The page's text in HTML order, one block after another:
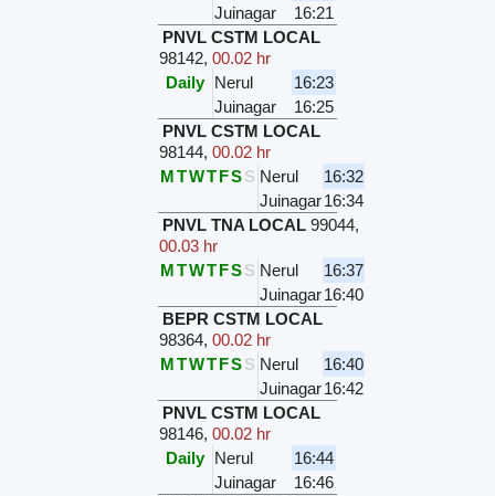
Juinagar
16:21
PNVL CSTM LOCAL
98142,00.02 hr
Daily Nerul
16:23
Juinagar
16:25
PNVL CSTM LOCAL
98144,00.02 hr
MTWTFSS Nerul
16:32
Juinagar16:34
PNVL TNA LOCAL 99044,
00.03 hr
MTWTFSS Nerul
16:37
Juinagar16:40
BEPR CSTM LOCAL
98364,00.02 hr
MTWTFSS Nerul
16:40
Juinagar16:42
PNVL CSTM LOCAL
98146,00.02 hr
Daily Nerul
16:44
Juinagar
16:46